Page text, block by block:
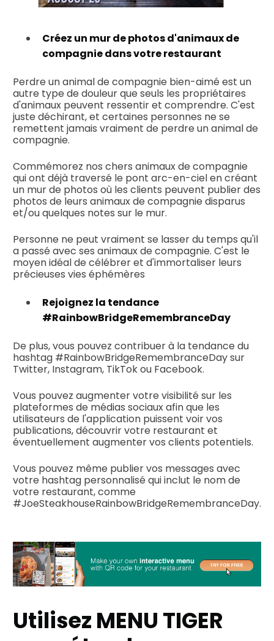
Créez un mur de photos d'animaux de
compagnie dans votre restaurant
Perdre un animal de compagnie bien-aimé est un
autre type de douleur que seuls les propriétaires
d'animaux peuvent ressentir et comprendre. C'est
juste déchirant, et certaines personnes ne se
remettent jamais vraiment de perdre un animal de
compagnie.
Commémorez nos chers animaux de compagnie
qui ont déjà traversé le pont arc-en-ciel en créant
un mur de photos où les clients peuvent publier des
photos de leurs animaux de compagnie disparus
et/ou quelques notes sur le mur.
Personne ne peut vraiment se lasser du temps qu'il
a passé avec ses animaux de compagnie. C'est le
moyen idéal de célébrer et d'immortaliser leurs
précieuses vies éphémères
Rejoignez la tendance
#RainbowBridgeRemembranceDay
De plus, vous pouvez contribuer à la tendance du
hashtag #RainbowBridgeRemembranceDay sur
Twitter, Instagram, TikTok ou Facebook.
Vous pouvez augmenter votre visibilité sur les
plateformes de médias sociaux afin que les
utilisateurs de l'application puissent voir vos
publications, découvrir votre restaurant et
éventuellement augmenter vos clients potentiels.
Vous pouvez même publier vos messages avec
votre hashtag personnalisé qui inclut le nom de
votre restaurant, comme
#JoeSteakhouseRainbowBridgeRemembranceDay.
Utilisez MENU TIGER